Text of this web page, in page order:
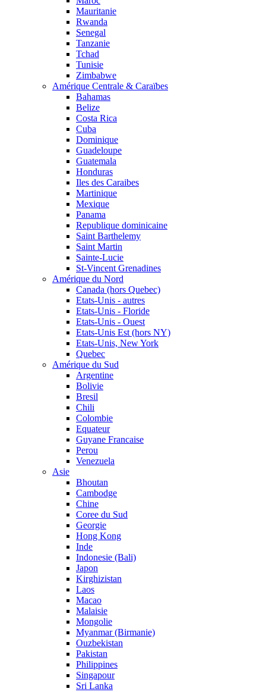
Mauritanie
Rwanda
Senegal
Tanzanie
Tchad
Tunisie
Zimbabwe
Amérique Centrale & Caraïbes
Bahamas
Belize
Costa Rica
Cuba
Dominique
Guadeloupe
Guatemala
Honduras
Iles des Caraibes
Martinique
Mexique
Panama
Republique dominicaine
Saint Barthelemy
Saint Martin
Sainte-Lucie
St-Vincent Grenadines
Amérique du Nord
Canada (hors Quebec)
Etats-Unis - autres
Etats-Unis - Floride
Etats-Unis - Ouest
Etats-Unis Est (hors NY)
Etats-Unis, New York
Quebec
Amérique du Sud
Argentine
Bolivie
Bresil
Chili
Colombie
Equateur
Guyane Francaise
Perou
Venezuela
Asie
Bhoutan
Cambodge
Chine
Coree du Sud
Georgie
Hong Kong
Inde
Indonesie (Bali)
Japon
Kirghizistan
Laos
Macao
Malaisie
Mongolie
Myanmar (Birmanie)
Ouzbekistan
Pakistan
Philippines
Singapour
Sri Lanka